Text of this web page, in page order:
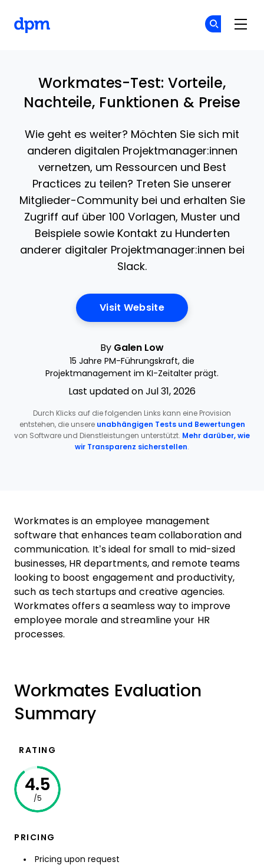
Workmates-Test: Vorteile,
Nachteile, Funktionen & Preise
Wie geht es weiter? Möchten Sie sich mit
anderen digitalen Projektmanager:innen
vernetzen, um Ressourcen und Best
Practices zu teilen? Treten Sie unserer
Mitglieder-Community bei und erhalten Sie
Zugriff auf über 100 Vorlagen, Muster und
Beispiele sowie Kontakt zu Hunderten
anderer digitaler Projektmanager:innen bei
Slack.
Visit WebsiteOpens New Window
By Galen Low
15 Jahre PM-Führungskraft, die
Projektmanagement im KI-Zeitalter prägt.
Last updated on Jul 31, 2026
Durch Klicks auf die folgenden Links kann eine Provision
entstehen, die unsere unabhängigen Tests und Bewertungen
von Software und Dienstleistungen unterstützt. Mehr darüber, wie
wir Transparenz sicherstellen.
Workmates is an employee management
software that enhances team collaboration and
communication. It’s ideal for small to mid-sized
businesses, HR departments, and remote teams
looking to boost engagement and productivity,
such as tech startups and creative agencies.
Workmates offers a seamless way to improve
employee morale and streamline your HR
processes.
Workmates Evaluation
Summary
RATING
4.5
/5
PRICING
Pricing upon request